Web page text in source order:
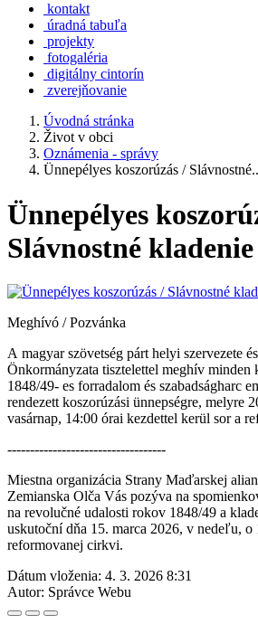
kontakt
úradná tabuľa
projekty
fotogaléria
digitálny cintorín
zverejňovanie
Úvodná stránka
Život v obci
Oznámenia - správy
Ünnepélyes koszorúzás /
Ünnepélyes
Slávnostné
Meghívó / Pozvánka
A magyar szövetség párt helyi szervezete
Önkormányzata tisztelettel meghív minden
1848/49- es forradalom és szabadságharc
rendezett koszorúzási ünnepségre, melyre
vasárnap, 14:00 órai kezdettel kerül sor a
-----------------------------------
Miestna organizácia Strany Maďarskej
Zemianska Olča Vás pozýva na
na revolučné udalosti rokov 1848/49 a
uskutoční dňa 15. marca 2026, v nedeľu,
reformovanej cirkvi.
Dátum vloženia: 4. 3. 2026 8:31
Autor: Správce Webu